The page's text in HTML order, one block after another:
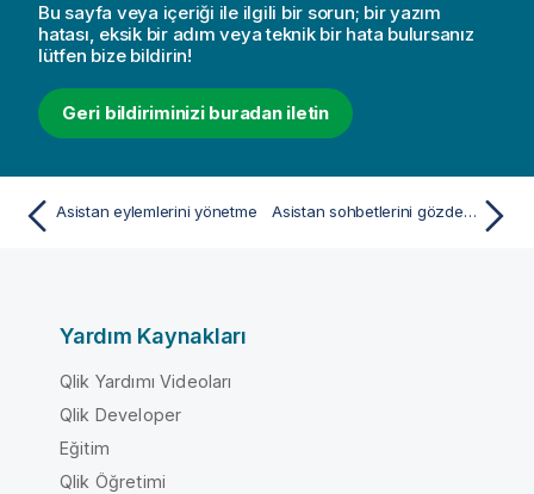
Bu sayfa veya içeriği ile ilgili bir sorun; bir yazım
hatası, eksik bir adım veya teknik bir hata bulursanız
lütfen bize bildirin!
Geri bildiriminizi buradan iletin
Asistan eylemlerini yönetme Asistan sohbetlerini gözden geçirme
Yardım Kaynakları
Qlik Yardımı Videoları
Qlik Developer
Eğitim
Qlik Öğretimi